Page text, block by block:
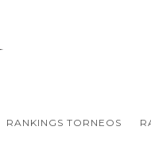
RANKINGS TORNEOS